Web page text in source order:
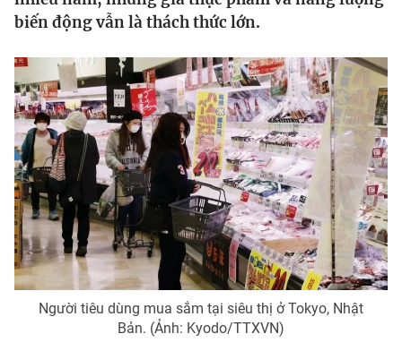
Tin tức
Thế giới đó đây
Câu chuyện quốc tế
Kinh tế
Tài chính
Thị trường
Góc doanh nghiệp
Dữ liệu và đời sống
Truyền hình
Phim VTV
Hậu trường
Nhân vật
Giải trí
Điện ảnh
Đời sống
biến động vẫn là thách thức lớn.
Người tiêu dùng mua sắm tại siêu thị ở Tokyo, Nhật
Bản. (Ảnh: Kyodo/TTXVN)